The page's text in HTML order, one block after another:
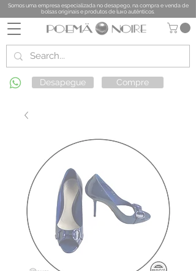
Somos uma empresa especializada no desapego, na compra e venda de
bolsas originais e produtos de luxo autênticos.
Desapegue Compre